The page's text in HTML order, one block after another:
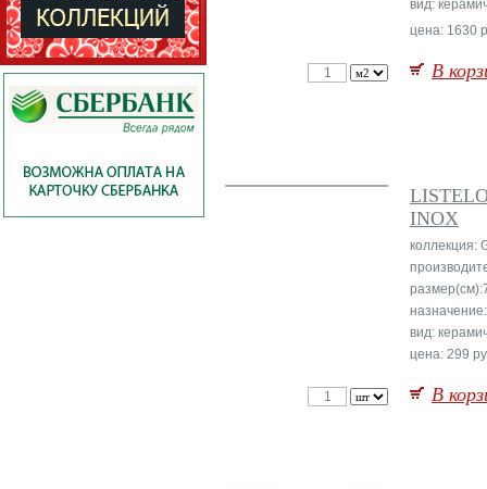
вид:
цена: 1630
В
INOX
коллекция:
вид:
цена: 299
В